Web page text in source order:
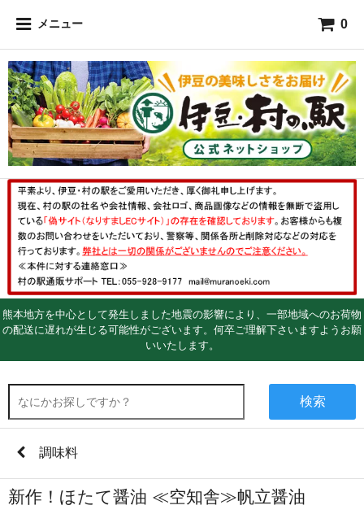
メニュー 0
熊本地方を中心として発生しました地震の影響により、一部地域へのお荷物
の配送に遅れが生じる可能性がございます。何卒ご理解下さいますようお願
いいたします。
検索
調味料
新作！ほたて醤油 ≪空知舎≫帆立醤油